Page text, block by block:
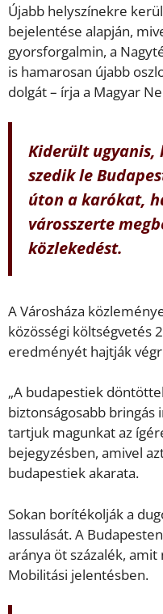
Újabb helyszínekre
bejelentése alapján,
gyorsforgalmin, a
is hamarosan újabb
dolgát – írja a Magyar
Kiderült ugyanis,
szedik le
úton a karókat,
városszerte
közlekedést.
A Városháza
közösségi költségvetés
eredményét hajtják
„A budapestiek
biztonságosabb
tartjuk magunkat az
bejegyzésben, amivel
budapestiek akarata.
Sokan borítékolják a
lassulását. A
aránya öt százalék, amit
Mobilitási jelentésben.